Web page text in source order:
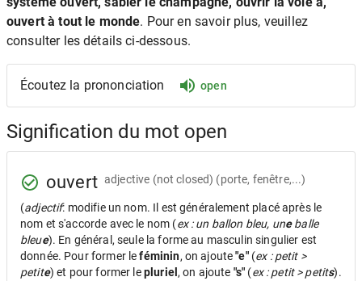
ouvert à tout le monde. Pour en savoir plus, veuillez
consulter les détails ci-dessous.
Écoutez la prononciation open
Signification du mot open
ouvert adjective (not closed) (porte, fenêtre,...)
(adjectif: modifie un nom. Il est généralement placé après le
nom et s'accorde avec le nom (ex : un ballon bleu, uneballe
bleue). En général, seule la forme au masculin singulier est
donnée. Pour former leféminin, on ajoute"e"(ex : petit >
petite) et pour former lepluriel , on ajoute "s" (ex : petit > petits).